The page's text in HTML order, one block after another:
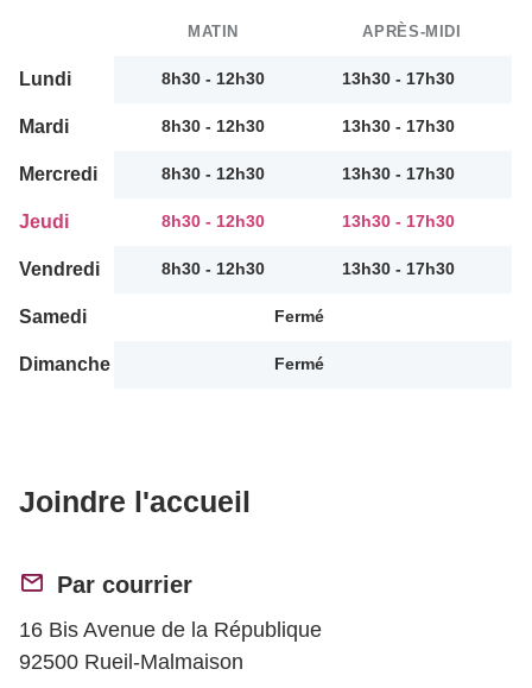
MATIN APRÈS-MIDI
Lundi 8h30 - 12h30 13h30 - 17h30
Mardi 8h30 - 12h30 13h30 - 17h30
Mercredi 8h30 - 12h30 13h30 - 17h30
Jeudi 8h30 - 12h30 13h30 - 17h30
Vendredi 8h30 - 12h30 13h30 - 17h30
Samedi Fermé
Dimanche Fermé
Joindre l'accueil
Par courrier
16 Bis Avenue de la République
92500 Rueil-Malmaison